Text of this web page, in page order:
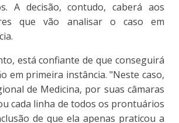
A decisão, contudo, caberá aos
que vão analisar o caso em
está confiante de que conseguirá
em primeira instância. "Neste caso,
de Medicina, por suas câmaras
cada linha de todos os prontuários
de que ela apenas praticou a